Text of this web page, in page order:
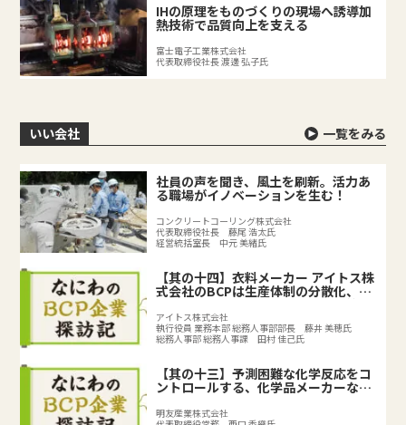
IHの原理をものづくりの現場へ誘導加
熱技術で品質向上を支える
富士電子工業株式会社
代表取締役社長 渡邊 弘子氏
いい会社 一覧をみる
社員の声を聞き、風土を刷新。活力あ
る職場がイノベーションを生む！
コンクリートコーリング株式会社
代表取締役社長 藤尾 浩太氏
経営統括室長 中元 美緒氏
【其の十四】衣料メーカー アイトス株
式会社のBCPは生産体制の分散化、
強化
アイトス株式会社
執行役員 業務本部 総務人事部部長 藤井 美穂氏
総務人事部 総務人事課 田村 佳己氏
【其の十三】予測困難な化学反応をコ
ントロールする、化学品メーカーなら
明友産業株式会社